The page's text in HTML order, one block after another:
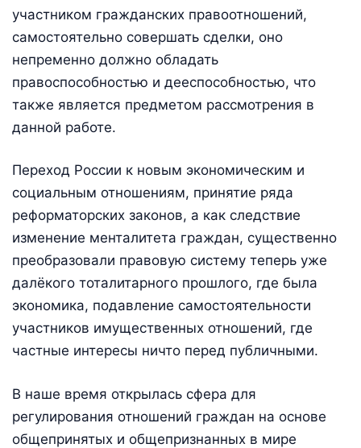
участником гражданских правоотношений,
самостоятельно совершать сделки, оно
непременно должно обладать
правоспособностью и дееспособностью, что
также является предметом рассмотрения в
данной работе.
Переход России к новым экономическим и
социальным отношениям, принятие ряда
реформаторских законов, а как следствие
изменение менталитета граждан, существенно
преобразовали правовую систему теперь уже
далёкого тоталитарного прошлого, где была
экономика, подавление самостоятельности
участников имущественных отношений, где
частные интересы ничто перед публичными.
В наше время открылась сфера для
регулирования отношений граждан на основе
общепринятых и общепризнанных в мире